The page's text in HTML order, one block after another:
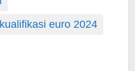
kualifikasi euro 2024